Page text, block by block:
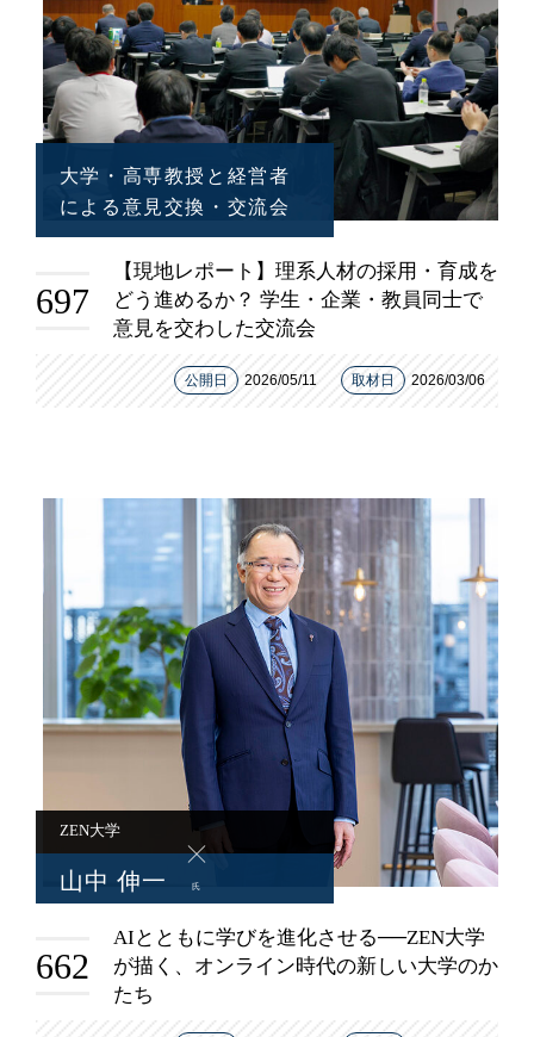
697
【現地レポート】理系人材の採用・育成を
どう進めるか？ 学生・企業・教員同士で
意見を交わした交流会
公開日 2026/05/11 取材日 2026/03/06
大学・高専教授と経営者
による意見交換・交流会
662
AIとともに学びを進化させる──ZEN大学
が描く、オンライン時代の新しい大学のか
たち
山中 伸一 氏
ZEN大学